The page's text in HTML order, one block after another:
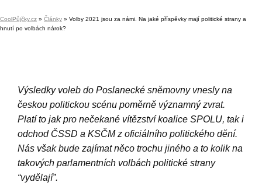
CoolPůjčky.cz » Články » Volby 2021 jsou za námi. Na jaké příspěvky mají politické strany a
hnutí po volbách nárok?
Výsledky voleb do Poslanecké sněmovny vnesly na
českou politickou scénu poměrně významný zvrat.
Platí to jak pro nečekané vítězství koalice SPOLU, tak i
odchod ČSSD a KSČM z oficiálního politického dění.
Nás však bude zajímat něco trochu jiného a to kolik na
takových parlamentních volbách politické strany
“vydělají”.